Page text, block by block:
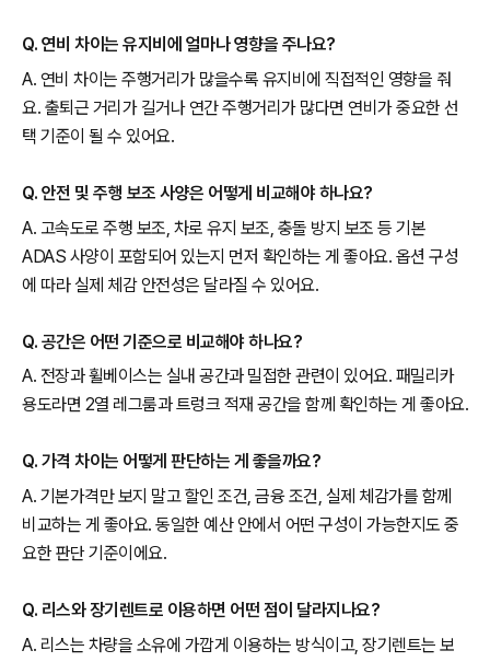
Q. 연비 차이는 유지비에 얼마나 영향을 주나요?
A. 연비 차이는 주행거리가 많을수록 유지비에 직접적인 영향을 줘
요. 출퇴근 거리가 길거나 연간 주행거리가 많다면 연비가 중요한 선
택 기준이 될 수 있어요.
Q. 안전 및 주행 보조 사양은 어떻게 비교해야 하나요?
A. 고속도로 주행 보조, 차로 유지 보조, 충돌 방지 보조 등 기본
ADAS 사양이 포함되어 있는지 먼저 확인하는 게 좋아요. 옵션 구성
에 따라 실제 체감 안전성은 달라질 수 있어요.
Q. 공간은 어떤 기준으로 비교해야 하나요?
A. 전장과 휠베이스는 실내 공간과 밀접한 관련이 있어요. 패밀리카
용도라면 2열 레그룸과 트렁크 적재 공간을 함께 확인하는 게 좋아요.
Q. 가격 차이는 어떻게 판단하는 게 좋을까요?
A. 기본가격만 보지 말고 할인 조건, 금융 조건, 실제 체감가를 함께
비교하는 게 좋아요. 동일한 예산 안에서 어떤 구성이 가능한지도 중
요한 판단 기준이에요.
Q. 리스와 장기렌트로 이용하면 어떤 점이 달라지나요?
A. 리스는 차량을 소유에 가깝게 이용하는 방식이고, 장기렌트는 보